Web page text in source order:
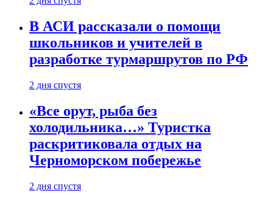
В АСИ рассказали о помощи
школьников и учителей в
разработке турмаршрутов по РФ
2 дня спустя
«Все орут, рыба без
холодильника…» Туристка
раскритиковала отдых на
Черноморском побережье
2 дня спустя